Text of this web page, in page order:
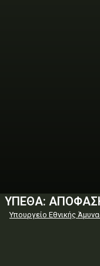
ΥΠΕΘΑ:
Υπουργείο Εθνικής